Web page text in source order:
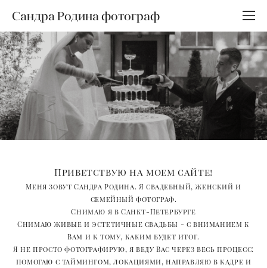
Сандра Родина фотограф
Приветствую на моем сайте!
Меня зовут Сандра Родина. Я свадебный, женский и
семейный фотограф.
Снимаю я в Санкт-Петербурге
Снимаю живые и эстетичные свадьбы - с вниманием к
Вам и к тому, каким будет итог.
Я не просто фотографирую, я веду Вас через весь процесс:
помогаю с таймингом, локациями, направляю в кадре и